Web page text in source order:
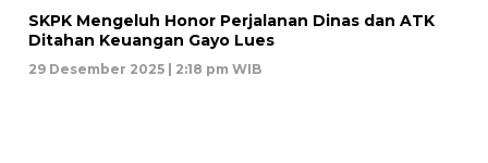
SKPK Mengeluh Honor Perjalanan Dinas dan ATK
Ditahan Keuangan Gayo Lues
29 Desember 2025 | 2:18 pm WIB